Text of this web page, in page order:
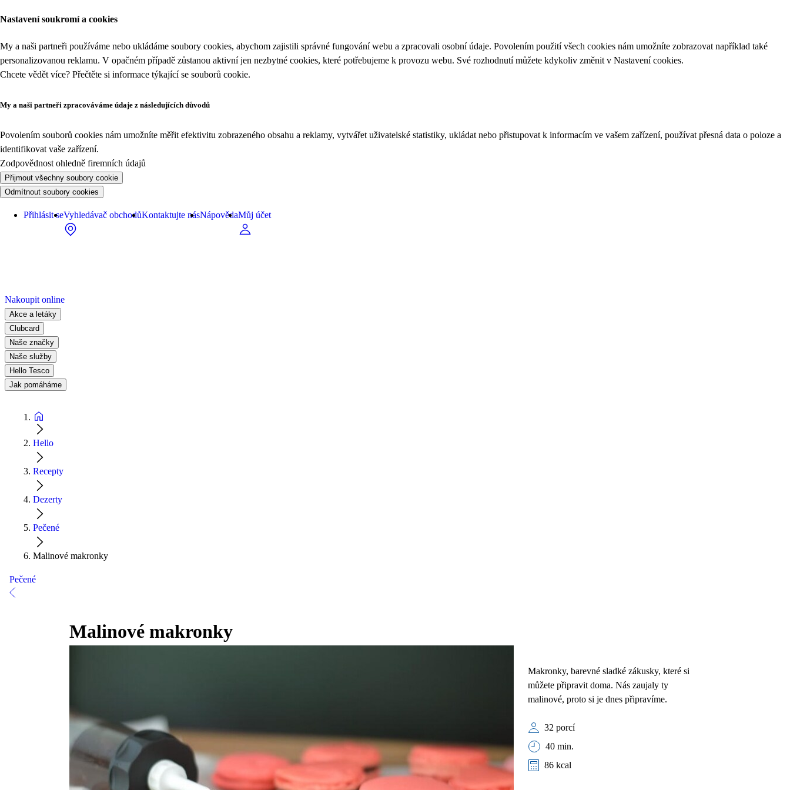
Nastavení soukromí a cookies
My a naši partneři používáme nebo ukládáme soubory cookies, abychom zajistili správné fungování webu a zpracovali osobní údaje. Povolením použití všech cookies nám umožníte zobrazovat například také
personalizovanou reklamu. V opačném případě zůstanou aktivní jen nezbytné cookies, které potřebujeme k provozu webu. Své rozhodnutí můžete kdykoliv změnit v Nastavení cookies.
Chcete vědět více? Přečtěte si informace týkající se souborů cookie.
My a naši partneři zpracováváme údaje z následujících důvodů
Povolením souborů cookies nám umožníte měřit efektivitu zobrazeného obsahu a reklamy, vytvářet uživatelské statistiky, ukládat nebo přistupovat k informacím ve vašem zařízení, používat přesná data o poloze a
identifikovat vaše zařízení.
Zodpovědnost ohledně firemních údajů
Přijmout všechny soubory cookie
Odmítnout soubory cookies
Přihlásit seVyhledávač obchodůKontaktujte násNápovědaMůj účet
Nakoupit online
Akce a letáky
Clubcard
Naše značky
Naše služby
Hello Tesco
Jak pomáháme
Hello
Recepty
Dezerty
Pečené
Malinové makronky
Pečené
Malinové makronky
Makronky, barevné sladké zákusky, které si
můžete připravit doma. Nás zaujaly ty
malinové, proto si je dnes připravíme.
32 porcí
40 min.
86 kcal